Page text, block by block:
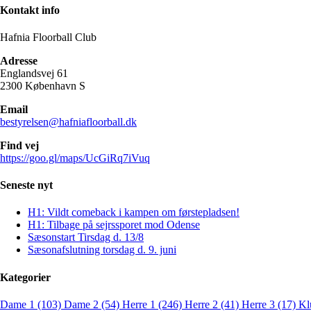
Kontakt info
Hafnia Floorball Club
Adresse
Englandsvej 61
2300 København S
Email
bestyrelsen@hafniafloorball.dk
Find vej
https://goo.gl/maps/UcGiRq7iVuq
Seneste nyt
H1: Vildt comeback i kampen om førstepladsen!
H1: Tilbage på sejrssporet mod Odense
Sæsonstart Tirsdag d. 13/8
Sæsonafslutning torsdag d. 9. juni
Kategorier
Dame 1 (103) Dame 2 (54) Herre 1 (246) Herre 2 (41) Herre 3 (17)